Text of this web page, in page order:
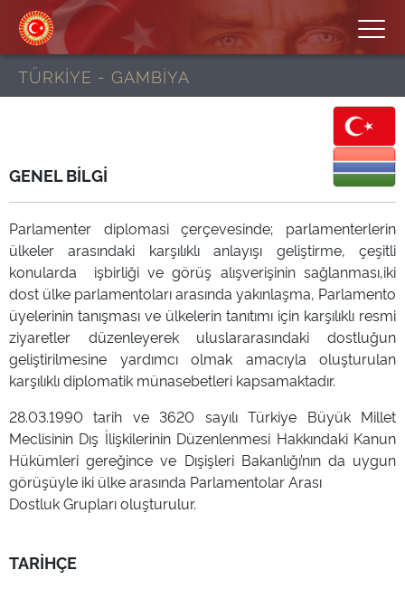
TÜRKİYE - GAMBİYA
GENEL BİLGİ
Parlamenter diplomasi çerçevesinde; parlamenterlerin
ülkeler arasındaki karşılıklı anlayışı geliştirme, çeşitli
konularda işbirliği ve görüş alışverişinin sağlanması,iki
dost ülke parlamentoları arasında yakınlaşma, Parlamento
üyelerinin tanışması ve ülkelerin tanıtımı için karşılıklı resmi
ziyaretler düzenleyerek uluslararasındaki dostluğun
geliştirilmesine yardımcı olmak amacıyla oluşturulan
karşılıklı diplomatik münasebetleri kapsamaktadır.
28.03.1990 tarih ve 3620 sayılı Türkiye Büyük Millet
Meclisinin Dış İlişkilerinin Düzenlenmesi Hakkındaki Kanun
Hükümleri gereğince ve Dışişleri Bakanlığı’nın da uygun
görüşüyle iki ülke arasında Parlamentolar Arası
Dostluk Grupları oluşturulur.
TARİHÇE